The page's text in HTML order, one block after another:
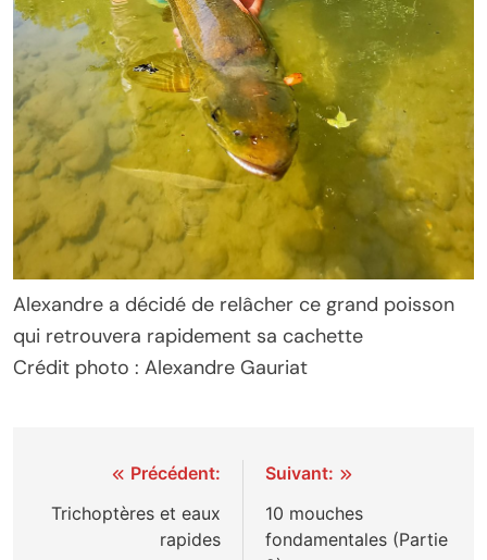
Alexandre a décidé de relâcher ce grand poisson
qui retrouvera rapidement sa cachette
Crédit photo : Alexandre Gauriat
Navigation
de
Précédent:
Trichoptères et eaux
rapides
Suivant:
10 mouches
fondamentales (Partie